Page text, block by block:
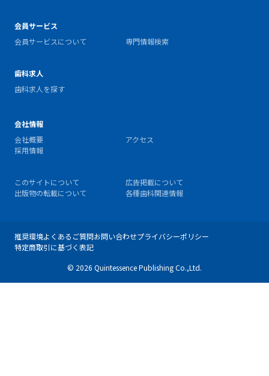
会員サービス
会員サービスについて
専門情報検索
歯科求人
歯科求人を探す
会社情報
会社概要
アクセス
採用情報
このサイトについて
広告掲載について
出版物の転載について
各種歯科関連情報
推奨環境よくあるご質問お問い合わせプライバシーポリシー
特定商取引に基づく表記
© 2026 Quintessence Publishing Co.,Ltd.